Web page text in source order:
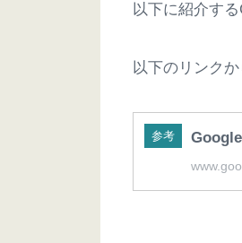
以下に紹介す
以下のリンク
参考